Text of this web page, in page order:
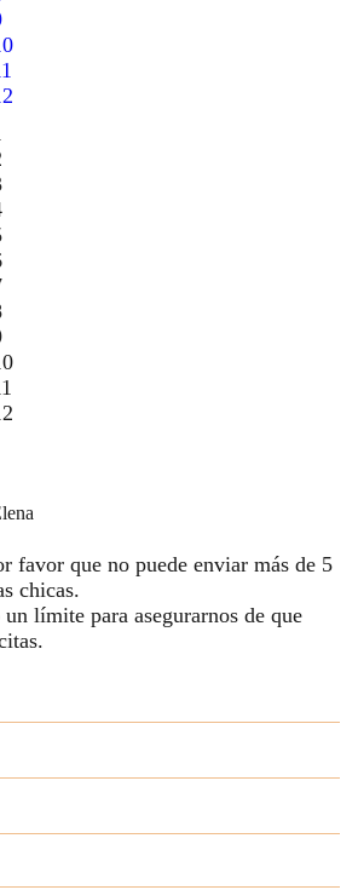
favor que no puede enviar más de 5
chicas.
límite para asegurarnos de que